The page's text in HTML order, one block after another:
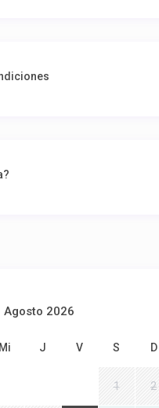
Agosto 2026
Mi J V S D
1 2